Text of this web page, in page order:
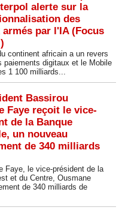
alerte sur la
des
armés par l'IA (Focus
continent africain a un revers
paiements digitaux et le Mobile
1 100 milliards...
Bassirou
Faye reçoit le vice-
de la Banque
un nouveau
de 340 milliards
Faye, le vice-président de la
et du Centre, Ousmane
de 340 milliards de